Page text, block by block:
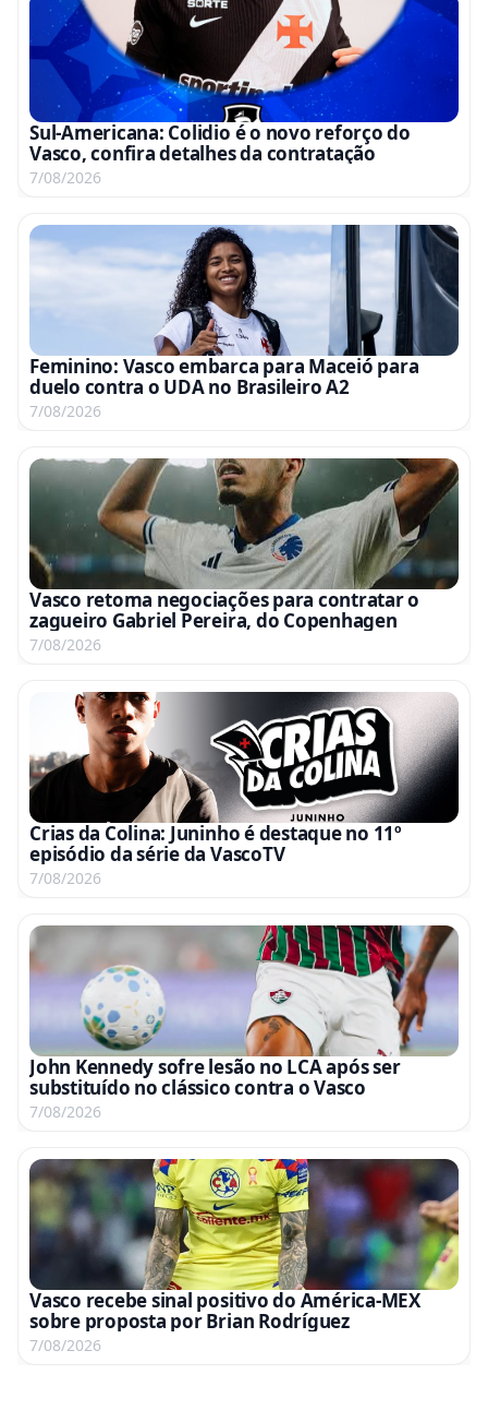
Sul-Americana: Colidio é o novo reforço do
Vasco, confira detalhes da contratação
7/08/2026
Feminino: Vasco embarca para Maceió para
duelo contra o UDA no Brasileiro A2
7/08/2026
Vasco retoma negociações para contratar o
zagueiro Gabriel Pereira, do Copenhagen
7/08/2026
Crias da Colina: Juninho é destaque no 11º
episódio da série da VascoTV
7/08/2026
John Kennedy sofre lesão no LCA após ser
substituído no clássico contra o Vasco
7/08/2026
Vasco recebe sinal positivo do América-MEX
sobre proposta por Brian Rodríguez
7/08/2026